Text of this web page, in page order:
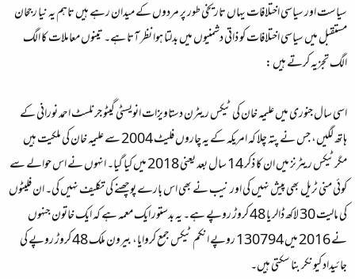
سیاست اور سیاسی اختلافات یہاں تاریخی طور پر مردوں کے میدان رہے ہیں تاہم یہ نیا رجحان
مستقبل میں سیاسی اختلافات کو ذاتی دشمنیوں میں بدلتا ہوا نظر آتا ہے۔ تینوں معاملات کا الگ
الگ تجزیہ کرتے ہیں :
اسی سال جنوری میں علیمہ خان کی ٹیکس ریٹرن دستاویزات انویسٹی گیٹو جرنلسٹ احمد نورانی کے
ہاتھ لگیں، جس نے پتہ چلا کہ امریکہ کے یہ چاروں فلیٹ 2004 سے علیمہ خان کی ملکیت ہیں
مگرٹیکس ریٹرنز میں ان کا ذکر 14 سال بعد یعنی 2018 میں کیا گیا۔ انہوں نے اس حوالے سے
کوئی منی ٹریل بھی پیش نہیں کی اور نیب نے بھی اس بارے پوچھنے کی تکلیف نہیں کی۔ ان فلیٹوں
کی مالیت 30 لاکھ ڈالر یا 48 کروڑ روپے ہے۔ یہ بدستور ایک معمہ ہے کہ ایک خاتون جنہوں
نے 2016 میں 130794 روپے انکم ٹیکس جمع کروایا، بیرون ملک 48 کروڑ روپے کی
جائیداد کیونکر بنا سکتی ہیں۔